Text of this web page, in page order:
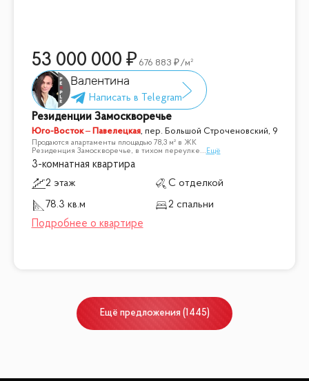
53 000 000 676 883 /м²
Валентина
Резиденции Замоскворечье
Юго-Восток – Павелецкая, пер. Большой Строченовский, 9
Продаются апартаменты площадью 78,3 м² в ЖК
Резиденция Замоскворечье, в тихом переулке... Ещё
3-комнатная квартира
2 этаж
С отделкой
78.3 кв.м
2 спальни
Ещё предложения (1445)